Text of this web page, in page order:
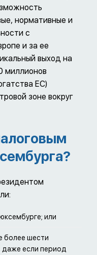
нормативные и
с
и за ее
выход на
миллионов
ЕС)
зоне вокруг
или
более шести
даже если период